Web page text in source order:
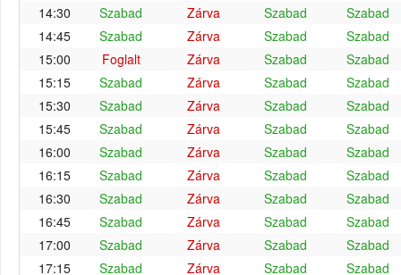
14:30
Szabad Zárva Szabad
Szabad
14:45
Szabad Zárva Szabad
Szabad
15:00
Foglalt Zárva Szabad
Szabad
15:15
Szabad Zárva Szabad
Szabad
15:30
Szabad Zárva Szabad
Szabad
15:45
Szabad Zárva Szabad
Szabad
16:00
Szabad Zárva Szabad
Szabad
16:15
Szabad Zárva Szabad
Szabad
16:30
Szabad Zárva Szabad
Szabad
16:45
Szabad Zárva Szabad
Szabad
17:00
Szabad Zárva Szabad
Szabad
17:15
Szabad Zárva Szabad
Szabad